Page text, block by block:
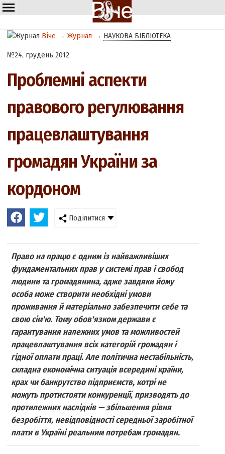
Віче →Журнал → НАУКОВА БІБЛІОТЕКА
№24, грудень 2012
Проблемні аспекти
правового регулювання
працевлаштування
громадян України за
кордоном
Поділитися
Право на працю є одним із найважливіших
фундаментальних прав у системі прав і свобод
людини та громадянина, адже завдяки йому
особа може створити необхідні умови
проживання й матеріально забезпечити себе та
свою сім'ю. Тому обов'язком держави є
гарантування належних умов та можливостей
працевлаштування всіх категорій громадян і
гідної оплати праці. Але політична нестабільність,
складна економічна ситуація всередині країни,
крах чи банкрутство підприємств, котрі не
можуть протистояти конкуренції, призводять до
протилежних наслідків — збільшення рівня
безробіття, невідповідності середньої заробітної
плати в Україні реальним потребам громадян.